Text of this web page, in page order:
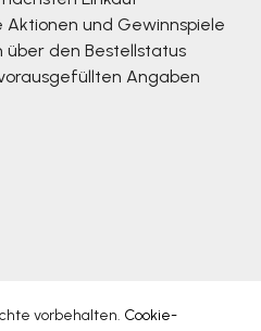
und Gewinnspiele
den Bestellstatus
Angaben
vorbehalten. Cookie-